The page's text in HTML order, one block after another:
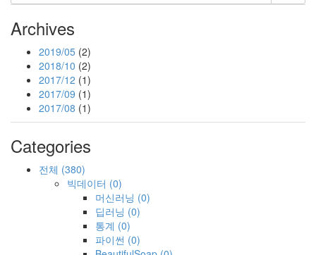
Archives
2019/05 (2)
2018/10 (2)
2017/12 (1)
2017/09 (1)
2017/08 (1)
Categories
전체 (380)
빅데이터 (0)
머신러닝 (0)
딥러닝 (0)
통계 (0)
파이썬 (0)